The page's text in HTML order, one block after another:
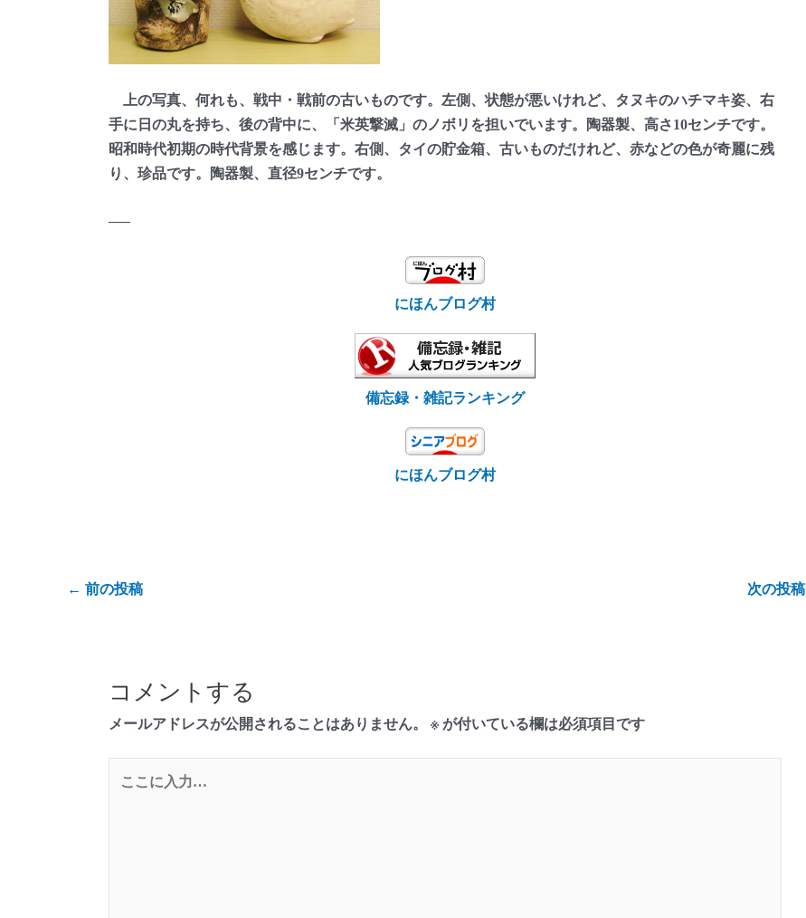
上の写真、何れも、戦中・戦前の古いものです。左側、状態が悪いけれど、タヌキのハチマキ姿、右
手に日の丸を持ち、後の背中に、「米英撃滅」のノボリを担いでいます。陶器製、高さ10センチです。
昭和時代初期の時代背景を感じます。右側、タイの貯金箱、古いものだけれど、赤などの色が奇麗に残
り、珍品です。陶器製、直径9センチです。
—–
にほんブログ村
備忘録・雑記ランキング
にほんブログ村
← 前の投稿 次の投稿
コメントする
メールアドレスが公開されることはありません。 ※ が付いている欄は必須項目です